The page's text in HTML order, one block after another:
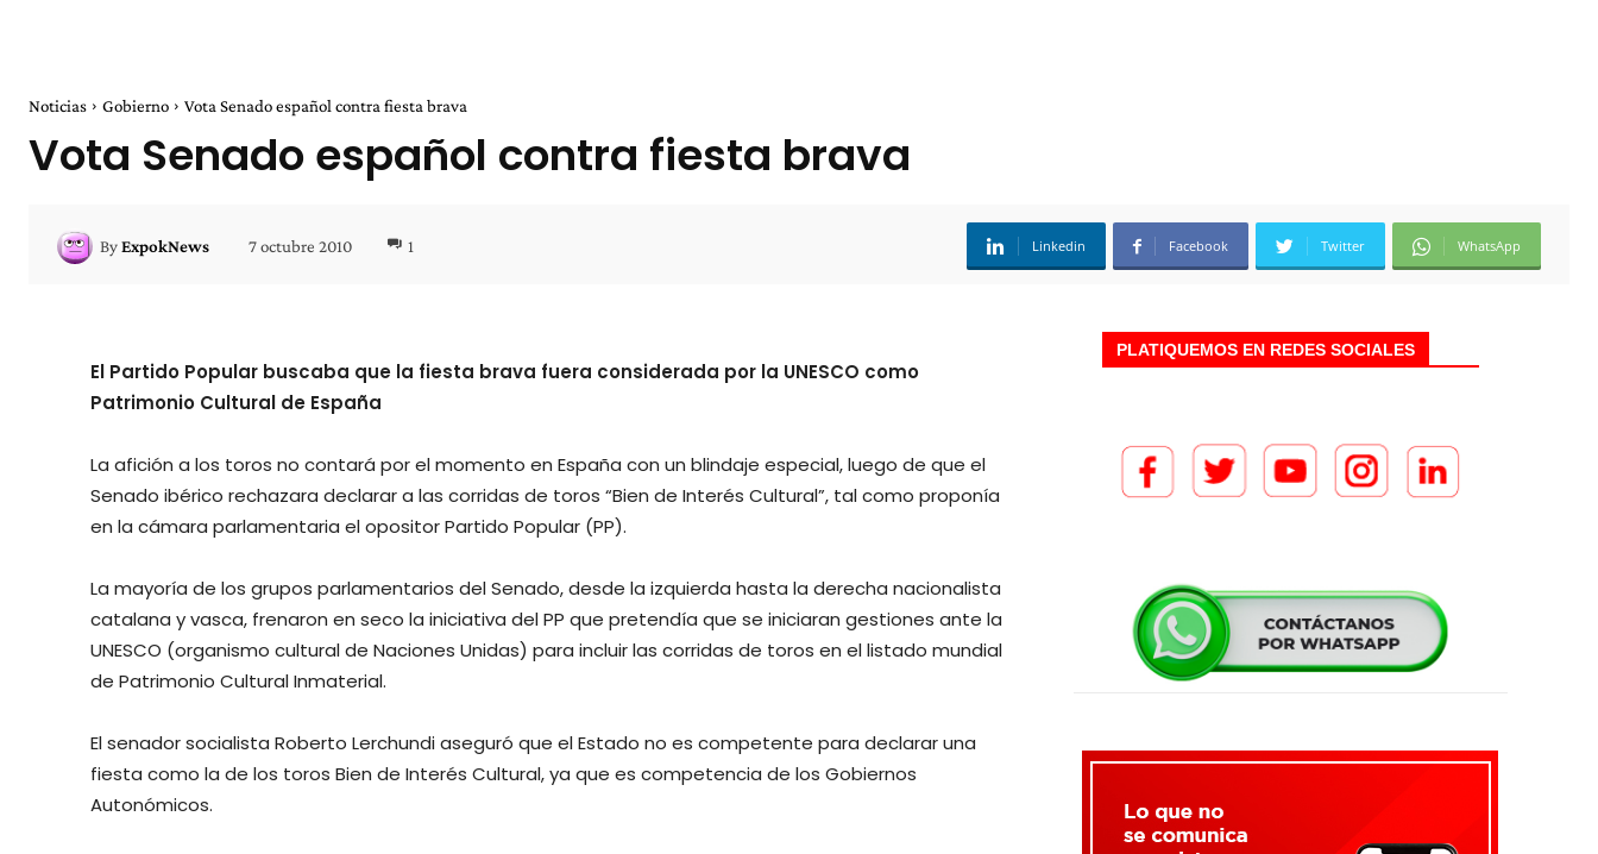
Noticias Gobierno Vota Senado español contra fiesta brava
Vota Senado español contra fiesta brava
ByExpokNews 7 octubre 2010 1 Linkedin Facebook Twitter WhatsApp
El Partido Popular buscaba que la fiesta brava fuera considerada por la UNESCO como
Patrimonio Cultural de España
La afición a los toros no contará por el momento en España con un blindaje especial, luego de que el
Senado ibérico rechazara declarar a las corridas de toros “Bien de Interés Cultural”, tal como proponía
en la cámara parlamentaria el opositor Partido Popular (PP).
La mayoría de los grupos parlamentarios del Senado, desde la izquierda hasta la derecha nacionalista
catalana y vasca, frenaron en seco la iniciativa del PP que pretendía que se iniciaran gestiones ante la
UNESCO (organismo cultural de Naciones Unidas) para incluir las corridas de toros en el listado mundial
de Patrimonio Cultural Inmaterial.
El senador socialista Roberto Lerchundi aseguró que el Estado no es competente para declarar una
fiesta como la de los toros Bien de Interés Cultural, ya que es competencia de los Gobiernos
Autonómicos.
PLATIQUEMOS EN REDES SOCIALES